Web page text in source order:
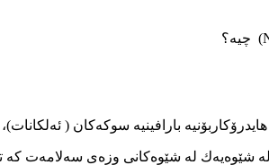
) چیه‌؟
بارافینیه‌ سوكه‌كان (
له‌ شێوه‌یه‌ك له‌ شێوه‌كانی‌ وزه‌ی‌ سه‌لامه‌ت كه‌